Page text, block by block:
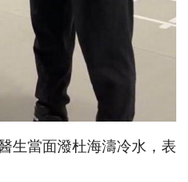
生當面潑杜海濤冷水，表